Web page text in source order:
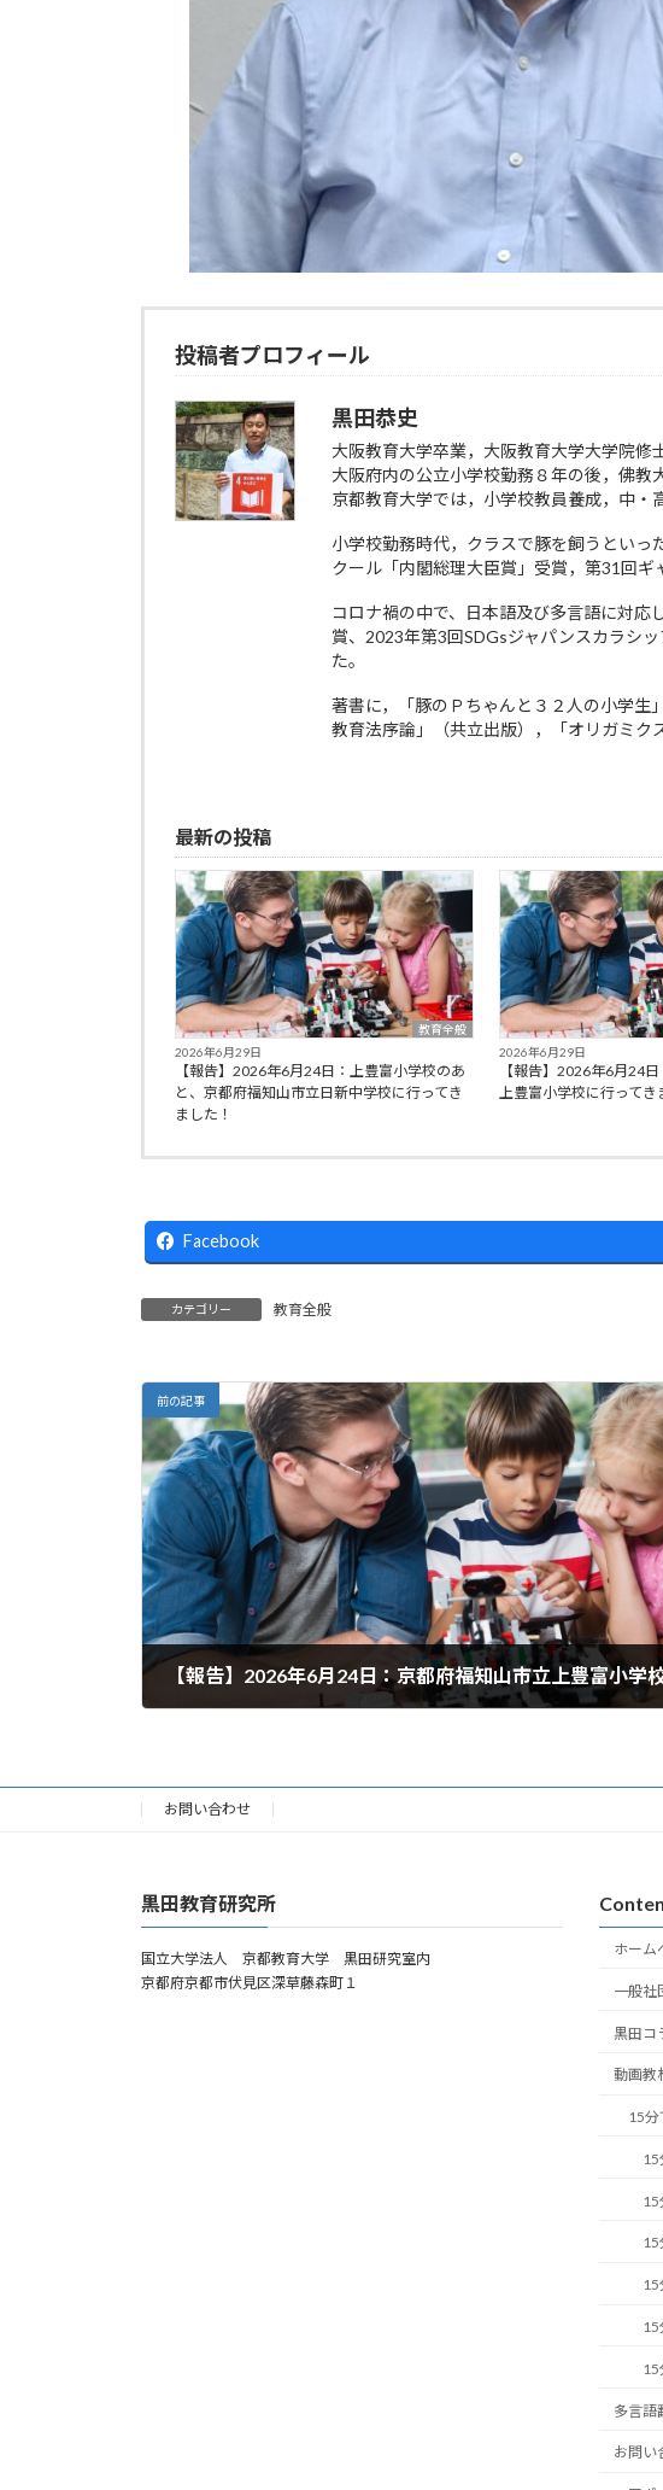
投稿者プロフィール
黒田恭史
大阪教育大学卒業，大阪教育大学大学院修
大阪府内の公立小学校勤務８年の後，佛教
京都教育大学では，小学校教員養成，中・
小学校勤務時代，クラスで豚を飼うとい
クール「内閣総理大臣賞」受賞，第31回
コロナ禍の中で、日本語及び多言語に対応
賞、2023年第3回SDGsジャパンスカラシ
た。
著書に，「豚のＰちゃんと３２人の小学生
教育法序論」（共立出版），「オリガミク
最新の投稿
教育全般
2026年6月29日
【報告】2026年6月24日：上豊富小学校のあ
と、京都府福知山市立日新中学校に行ってき
ました！
2026年6月29日
【報告】2026年6月24
上豊富小学校に行ってき
Facebook
カテゴリー 教育全般
前の記事
お問い合わせ
黒田教育研究所
国立大学法人 京都教育大学 黒田研究室内
京都府京都市伏見区深草藤森町１
ホーム
一般社
黒田コ
動画教
15分
15
15
15
15
15
15
多言語
お問い